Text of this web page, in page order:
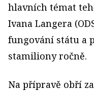
hlavních témat
Ivana Langera
fungování státu a
stamiliony ročně.
Na přípravě obří